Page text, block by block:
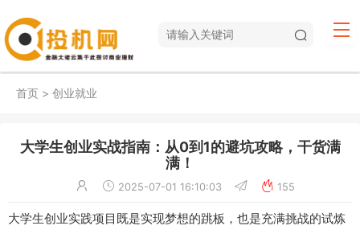
首页 > 创业就业
大学生创业实战指南：从0到1的避坑攻略，干货满
满！
2025-07-01 16:10:03 155
大学生创业实践项目既是实现梦想的跳板，也是充满挑战的试炼